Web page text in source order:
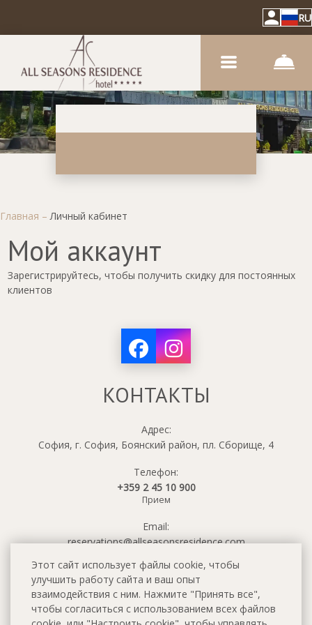
Этот сайт использует файлы cookie, чтобы
улучшить работу сайта и ваш опыт
взаимодействия с ним. Нажмите "Принять все",
чтобы согласиться с использованием всех файлов
RU
Главная –Личный кабинет
Мой аккаунт
Зарегистрируйтесь, чтобы получить скидку для постоянных
клиентов
КОНТАКТЫ
Адрес:
София, г. София, Боянский район, пл. Сборище, 4
Телефон:
+359 2 45 10 900
Прием
Email:
reservations@allseasonsresidence.com